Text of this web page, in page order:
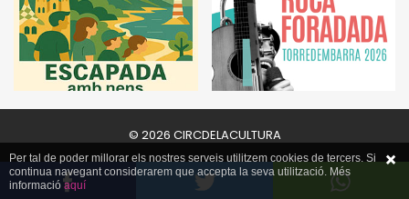
© 2026 CIRCDELACULTURA
Per tal de poder millorar els nostres serveis utilitzem cookies de tercers. Si
continua navegant considerarem que accepta la seva utilització. Més
informacióaquí